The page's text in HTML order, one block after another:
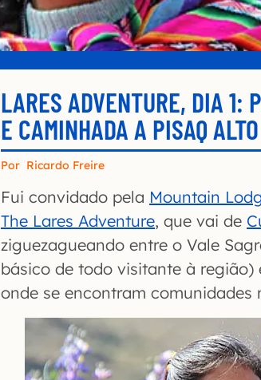
LARES ADVENTURE, DIA 1:
E CAMINHADA A PISAQ ALTO
Por Ricardo Freire
Fui convidado pela Mountain
The Lares Adventure, que vai de
ziguezagueando entre o Vale
básico de todo visitante à
onde se encontram comunidades